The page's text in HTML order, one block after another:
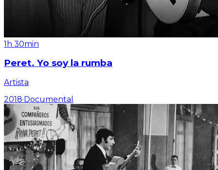
1h 30min
Peret. Yo soy la rumba
Artista
2018·Documental